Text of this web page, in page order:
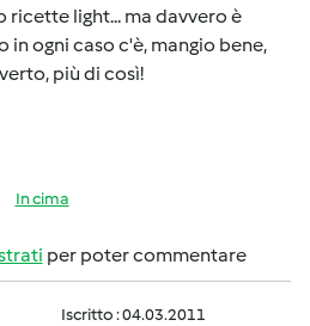
light... ma davvero è
in ogni caso c'è, mangio bene,
più di così!
In cima
per poter commentare
Iscritto : 04.03.2011